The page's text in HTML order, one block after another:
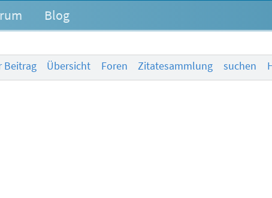
Blog
Beitrag
Übersicht Foren Zitatesammlung suchen